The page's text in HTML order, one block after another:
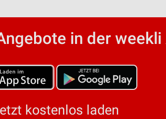
in der weekli
kostenlos laden